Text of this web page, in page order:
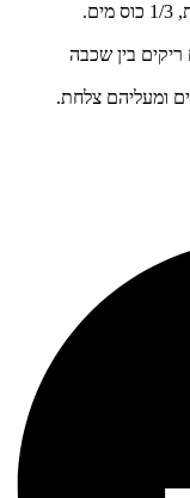
ריקים בין שכבה
ומעליהם צלחת.